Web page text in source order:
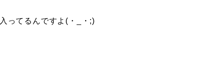
ってるんですよ(・_・;)